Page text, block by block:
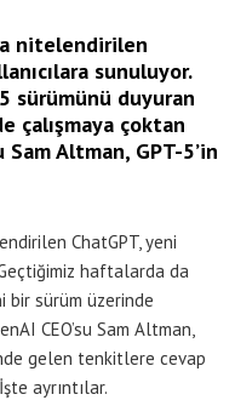
nitelendirilen
sunuluyor.
sürümünü duyuran
çalışmaya çoktan
Sam Altman, GPT-5’in
ChatGPT, yeni
haftalarda da
bir sürüm üzerinde
CEO’su Sam Altman,
gelen tenkitlere cevap
ayrıntılar.